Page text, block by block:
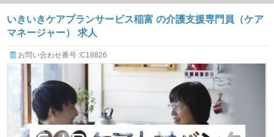
いきいきケアプランサービス稲富 の介護支援専門員（ケア
マネージャー） 求人
お問い合わせ番号 :C18826